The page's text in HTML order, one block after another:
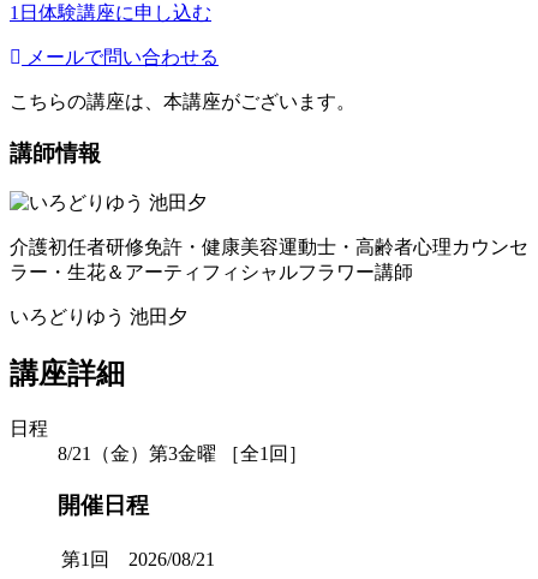
1日体験講座に申し込む
メールで問い合わせる
こちらの講座は、本講座がございます。
講師情報
介護初任者研修免許・健康美容運動士・高齢者心理カウンセ
ラー・生花＆アーティフィシャルフラワー講師
いろどりゆう 池田夕
講座詳細
日程
8/21（金）第3金曜 ［全1回］
開催日程
第1回 2026/08/21